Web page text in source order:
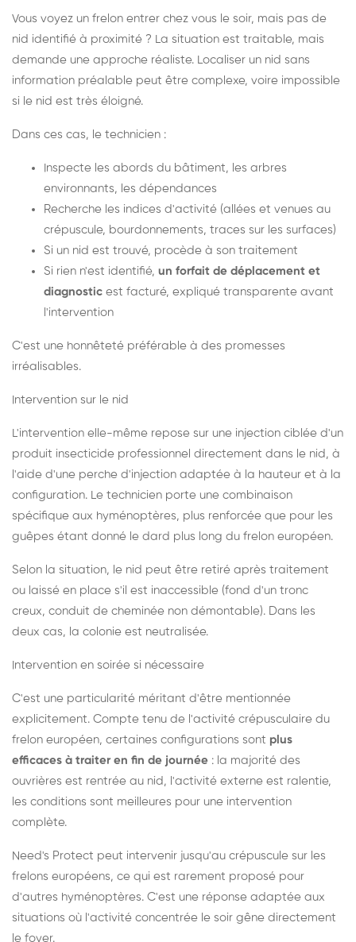
Vous voyez un frelon entrer chez vous le soir, mais pas de
nid identifié à proximité ? La situation est traitable, mais
demande une approche réaliste. Localiser un nid sans
information préalable peut être complexe, voire impossible
si le nid est très éloigné.
Dans ces cas, le technicien :
Inspecte les abords du bâtiment, les arbres
environnants, les dépendances
Recherche les indices d'activité (allées et venues au
crépuscule, bourdonnements, traces sur les surfaces)
Si un nid est trouvé, procède à son traitement
Si rien n'est identifié, un forfait de déplacement et
diagnostic est facturé, expliqué transparente avant
l'intervention
C'est une honnêteté préférable à des promesses
irréalisables.
Intervention sur le nid
L'intervention elle-même repose sur une injection ciblée d'un
produit insecticide professionnel directement dans le nid, à
l'aide d'une perche d'injection adaptée à la hauteur et à la
configuration. Le technicien porte une combinaison
spécifique aux hyménoptères, plus renforcée que pour les
guêpes étant donné le dard plus long du frelon européen.
Selon la situation, le nid peut être retiré après traitement
ou laissé en place s'il est inaccessible (fond d'un tronc
creux, conduit de cheminée non démontable). Dans les
deux cas, la colonie est neutralisée.
Intervention en soirée si nécessaire
C'est une particularité méritant d'être mentionnée
explicitement. Compte tenu de l'activité crépusculaire du
frelon européen, certaines configurations sont plus
efficaces à traiter en fin de journée : la majorité des
ouvrières est rentrée au nid, l'activité externe est ralentie,
les conditions sont meilleures pour une intervention
complète.
Need's Protect peut intervenir jusqu'au crépuscule sur les
frelons européens, ce qui est rarement proposé pour
d'autres hyménoptères. C'est une réponse adaptée aux
situations où l'activité concentrée le soir gêne directement
le foyer.